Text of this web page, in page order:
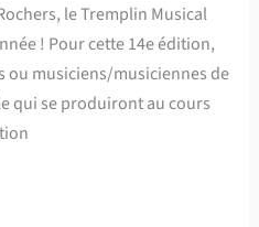
le Tremplin Musical
! Pour cette 14e édition,
ou musiciens/musiciennes de
qui se produiront au cours